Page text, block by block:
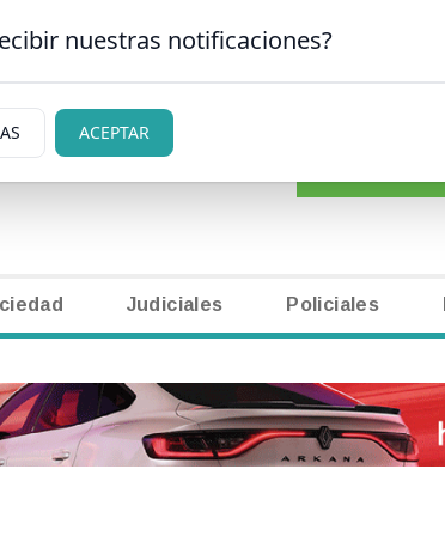
DE BARILOCHE CLASIFICADOS
Judiciales Policiales
nuestras notificaciones?
ACEPTAR